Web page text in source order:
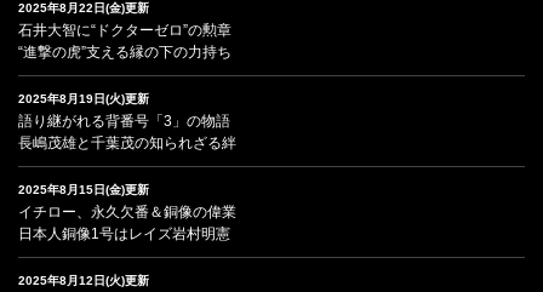
2025年8月22日(金)更新
石井大智に“ドクターゼロ”の勲章
“進撃の虎”支える縁の下の力持ち
2025年8月19日(火)更新
語り継がれる背番号「3」の物語
長嶋茂雄と千葉茂の知られざる絆
2025年8月15日(金)更新
イチロー、永久欠番＆銅像の偉業
日本人銅像1号はレイズ岩村明憲
2025年8月12日(火)更新